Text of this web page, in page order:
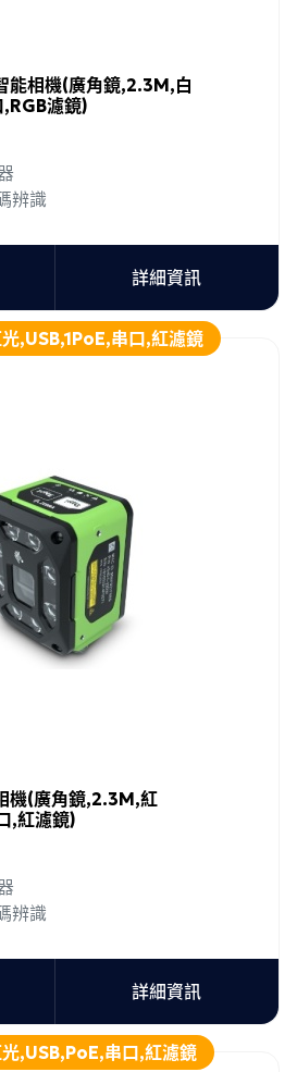
相機(廣角鏡,2.3M,白
濾鏡)
辨識
詳細資訊
,USB,1PoE,串口,紅濾鏡
機(廣角鏡,2.3M,紅
,紅濾鏡)
辨識
詳細資訊
,USB,PoE,串口,紅濾鏡